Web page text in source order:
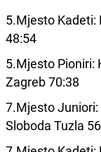
5.Mjesto Kadeti:
48:54
5.Mjesto Pioniri:
Zagreb 70:38
7.Mjesto Juniori:
Sloboda Tuzla